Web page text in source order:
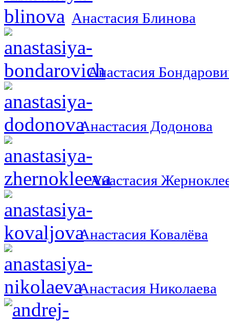
Анастасия Блинова
Анастасия
Анастасия Додонова
Анастасия
Анастасия Ковалёва
Анастасия Николаева